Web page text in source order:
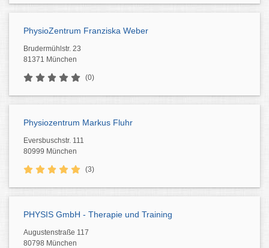
PhysioZentrum Franziska Weber
Brudermühlstr. 23
81371 München
(0)
Physiozentrum Markus Fluhr
Eversbuschstr. 111
80999 München
(3)
PHYSIS GmbH - Therapie und Training
Augustenstraße 117
80798 München